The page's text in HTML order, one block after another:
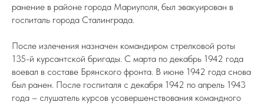
ранение в районе города Мариуполя, был эвакуирован в
госпиталь города Сталинграда.
После излечения назначен командиром стрелковой роты
135-й курсантской бригады. С марта по декабрь 1942 года
воевал в составе Брянского фронта. В июне 1942 года снова
был ранен. После госпиталя с декабря 1942 по апрель 1943
года – слушатель курсов усовершенствования командного